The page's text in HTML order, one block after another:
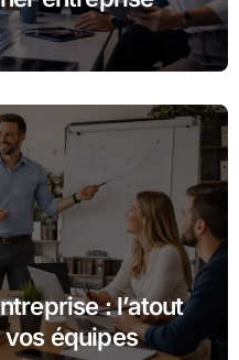
: l’atout
équipes